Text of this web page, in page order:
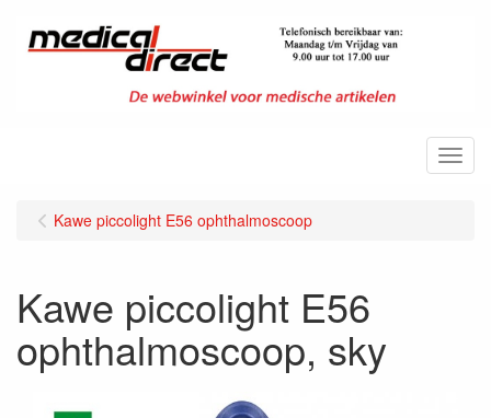
Menu
Kawe piccolight E56 ophthalmoscoop
Kawe piccolight E56
ophthalmoscoop, sky